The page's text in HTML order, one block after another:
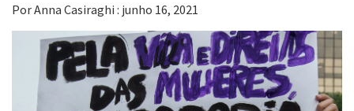
Por Anna Casiraghi : junho 16, 2021